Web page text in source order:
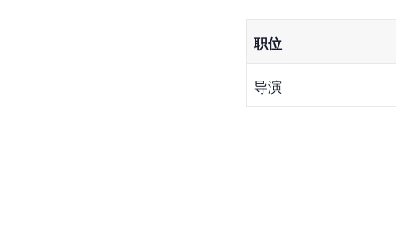
职位
导演